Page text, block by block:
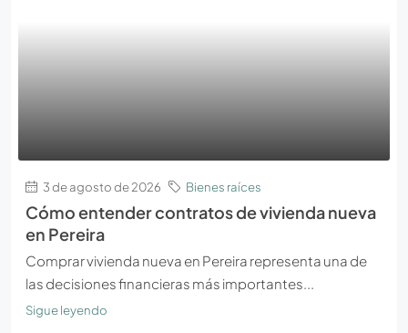
3 de agosto de 2026 Bienes raíces
Cómo entender contratos de vivienda nueva
en Pereira
Comprar vivienda nueva en Pereira representa una de
las decisiones financieras más importantes...
Sigue leyendo